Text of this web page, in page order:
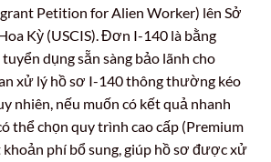
Petition for Alien Worker) lên Sở
Kỳ (USCIS). Đơn I-140 là bằng
dụng sẵn sàng bảo lãnh cho
xử lý hồ sơ I-140 thông thường kéo
nhiên, nếu muốn có kết quả nhanh
thể chọn quy trình cao cấp (Premium
phí bổ sung, giúp hồ sơ được xử